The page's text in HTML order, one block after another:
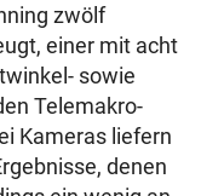
zwölf
einer mit acht
sowie
Telemakro-
Kameras liefern
denen